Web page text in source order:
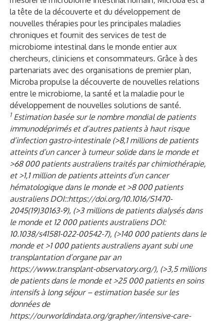
la tête de la découverte et du développement de
nouvelles thérapies pour les principales maladies
chroniques et fournit des services de test de
microbiome intestinal dans le monde entier aux
chercheurs, cliniciens et consommateurs. Grâce à des
partenariats avec des organisations de premier plan,
Microba propulse la découverte de nouvelles relations
entre le microbiome, la santé et la maladie pour le
développement de nouvelles solutions de santé.
1Estimation basée sur le nombre mondial de patients
immunodéprimés et d’autres patients à haut risque
d’infection gastro-intestinale (>8,1 millions de patients
atteints d’un cancer à tumeur solide dans le monde et
>68 000 patients australiens traités par chimiothérapie,
et >1,1 million de patients atteints d’un cancer
hématologique dans le monde et >8 000 patients
australiens DOI::https://doi.org/10.1016/S1470-
2045(19)30163-9), (>3 millions de patients dialysés dans
le monde et 12 000 patients australiens DOI:
10.1038/s41581-022-00542-7), (>140 000 patients dans le
monde et >1 000 patients australiens ayant subi une
transplantation d’organe par an
https://www.transplant-observatory.org/), (>3,5 millions
de patients dans le monde et >25 000 patients en soins
intensifs à long séjour – estimation basée sur les
données de
https://ourworldindata.org/grapher/intensive-care-